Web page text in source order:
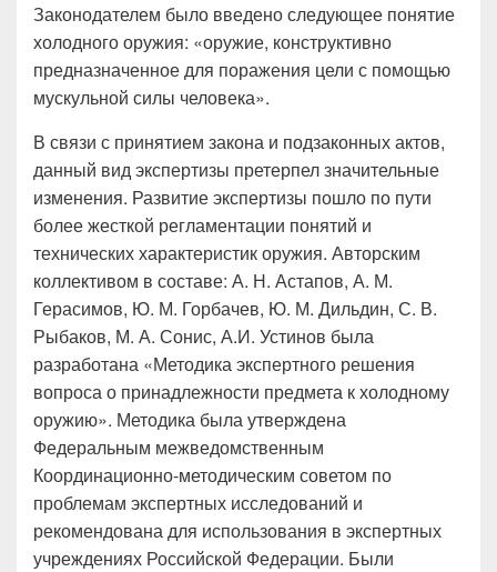
Законодателем было введено следующее понятие
холодного оружия: «оружие, конструктивно
предназначенное для поражения цели с помощью
мускульной силы человека».
В связи с принятием закона и подзаконных актов,
данный вид экспертизы претерпел значительные
изменения. Развитие экспертизы пошло по пути
более жесткой регламентации понятий и
технических характеристик оружия. Авторским
коллективом в составе: А. Н. Астапов, А. М.
Герасимов, Ю. М. Горбачев, Ю. М. Дильдин, С. В.
Рыбаков, М. А. Сонис, А.И. Устинов была
разработана «Методика экспертного решения
вопроса о принадлежности предмета к холодному
оружию». Методика была утверждена
Федеральным межведомственным
Координационно-методическим советом по
проблемам экспертных исследований и
рекомендована для использования в экспертных
учреждениях Российской Федерации. Были